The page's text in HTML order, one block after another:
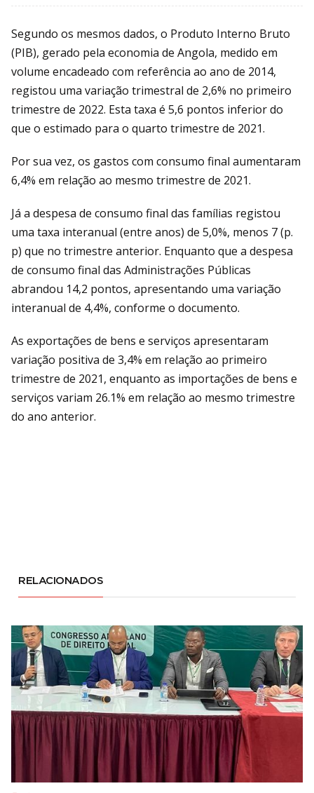
Segundo os mesmos dados, o Produto Interno Bruto
(PIB), gerado pela economia de Angola, medido em
volume encadeado com referência ao ano de 2014,
registou uma variação trimestral de 2,6% no primeiro
trimestre de 2022. Esta taxa é 5,6 pontos inferior do
que o estimado para o quarto trimestre de 2021.
Por sua vez, os gastos com consumo final aumentaram
6,4% em relação ao mesmo trimestre de 2021.
Já a despesa de consumo final das famílias registou
uma taxa interanual (entre anos) de 5,0%, menos 7 (p.
p) que no trimestre anterior. Enquanto que a despesa
de consumo final das Administrações Públicas
abrandou 14,2 pontos, apresentando uma variação
interanual de 4,4%, conforme o documento.
As exportações de bens e serviços apresentaram
variação positiva de 3,4% em relação ao primeiro
trimestre de 2021, enquanto as importações de bens e
serviços variam 26.1% em relação ao mesmo trimestre
do ano anterior.
RELACIONADOS